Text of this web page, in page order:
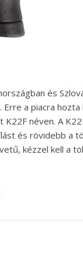
és
a piacra
néven. A
és rövidebb a
kézzel kell a